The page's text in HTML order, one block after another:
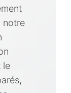
notre
le